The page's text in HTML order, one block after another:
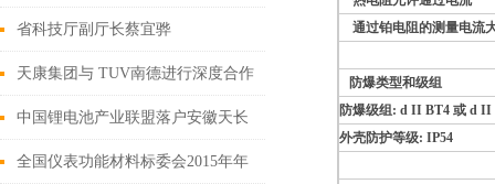
业用装配式热电偶产品介绍及工作
原理
省科技厅副厅长蔡宜骅
天康集团与 TUV南德进行深度合作
中国锂电池产业联盟落户安徽天长
全国仪表功能材料标委会2015年年
通过铂电阻的测量电流
防爆类型和级组
防爆级组: d II BT4 或 d
外壳防护等级: IP54